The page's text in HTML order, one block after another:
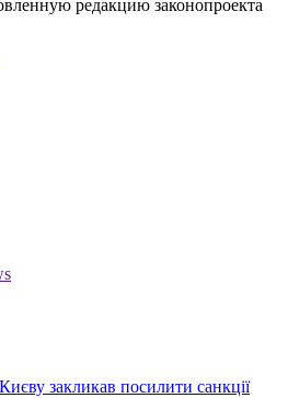
редакцию законопроекта